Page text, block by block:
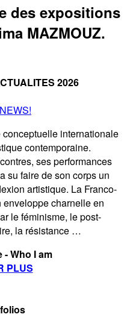
des expositions
MAZMOUZ.
2026
internationale
contemporaine.
ses performances
su faire de son corps un
artistique. La Franco-
enveloppe charnelle en
le féminisme, le post-
la résistance …
- Who I am
PLUS